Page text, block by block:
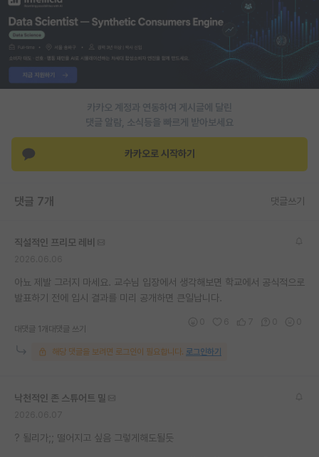
학술 정보 게시판
홍보 게시판
커리어
반도체 아카데미
카카오 계정과 연동하여 게시글에 달린
댓글 알람, 소식등을 빠르게 받아보세요
카카오로 시작하기
댓글 7개 댓글쓰기
직설적인 프리모 레비
아뇨 제발 그러지 마세요. 교수님 입장에서 생각해보면 학교에서 공식적으로
발표하기 전에 입시 결과를 미리 공개하면 큰일납니다.
대댓글 1개 대댓글 쓰기
해당 댓글을 보려면 로그인이 필요합니다. 로그인하기
낙천적인 존 스튜어트 밀
? 될리가;; 떨어지고 싶음 그렇게해도될듯